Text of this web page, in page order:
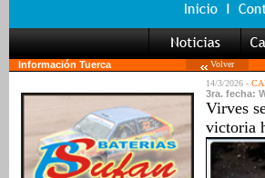
Información Tuerca Volver
14/3/2026 -
3ra. fecha:
Virves
victoria